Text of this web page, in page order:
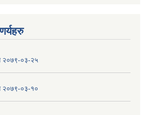
२०७९-०३-२५
२०७९-०३-१०